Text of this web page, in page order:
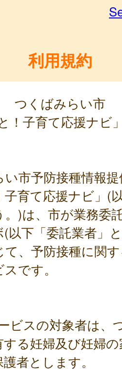
利用規約
つくばみらい市
！子育て応援ナビ
市予防接種情報
子育て応援ナビ」(
。)は、市が業務委
以下「委託業者」
て、予防接種に関
です。
ビスの対象者は、
る妊婦及び妊婦
者とします。